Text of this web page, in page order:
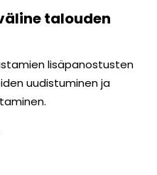
talouden
lisäpanostusten
uudistuminen ja